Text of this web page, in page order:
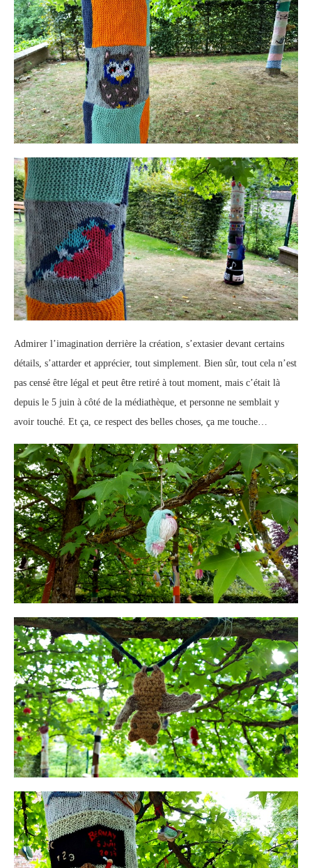
Admirer l’imagination derrière la création, s’extasier devant certains
détails, s’attarder et apprécier, tout simplement. Bien sûr, tout cela n’est
pas censé être légal et peut être retiré à tout moment, mais c’était là
depuis le 5 juin à côté de la médiathèque, et personne ne semblait y
avoir touché. Et ça, ce respect des belles choses, ça me touche…